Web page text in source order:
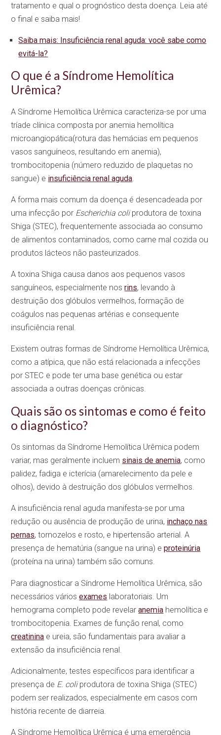
tratamento e qual o prognóstico desta doença. Leia até
o final e saiba mais!
Saiba mais: Insuficiência renal aguda: você sabe como
evitá-la?
O que é a Síndrome Hemolítica
Urêmica?
A Síndrome Hemolítica Urêmica caracteriza-se por uma
tríade clínica composta por anemia hemolítica
microangiopática(rotura das hemácias em pequenos
vasos sanguíneos, resultando em anemia),
trombocitopenia (número reduzido de plaquetas no
sangue) e insuficiência renal aguda
A forma mais comum da doença é desencadeada por
uma infecção por Escherichia coliprodutora de toxina
Shiga (STEC), frequentemente associada ao consumo
de alimentos contaminados, como carne mal cozida ou
produtos lácteos não pasteurizados.
A toxina Shiga causa danos aos pequenos vasos
sanguíneos, especialmente nosrins, levando à
destruição dos glóbulos vermelhos, formação de
coágulos nas pequenas artérias e consequente
insuficiência renal.
Existem outras formas de Síndrome Hemolítica Urêmica,
como a atípica, que não está relacionada a infecções
por STEC e pode ter uma base genética ou estar
associada a outras doenças crônicas.
Quais são os sintomas e como é feito
o diagnóstico?
Os sintomas da Síndrome Hemolítica Urêmica podem
variar, mas geralmente incluem sinais de anemia, como
palidez, fadiga e icterícia (amarelecimento da pele e
olhos), devido à destruição dos glóbulos vermelhos.
A insuficiência renal aguda manifesta-se por uma
redução ou ausência de produção de urina, inchaço nas
pernas, tornozelos e rosto, e hipertensão arterial. A
presença de hematúria (sangue na urina) eproteinúria
(proteína na urina) também são comuns.
Para diagnosticar a Síndrome Hemolítica Urêmica, são
necessários váriosexames laboratoriais. Um
hemograma completo pode revelaranemia hemolítica e
trombocitopenia. Exames de função renal, como
creatinina e ureia, são fundamentais para avaliar a
extensão da insuficiência renal.
Adicionalmente, testes específicos para identificar a
presença de E. coliprodutora de toxina Shiga (STEC)
podem ser realizados, especialmente em casos com
história recente de diarreia.
A Síndrome Hemolítica Urêmica é uma emergência